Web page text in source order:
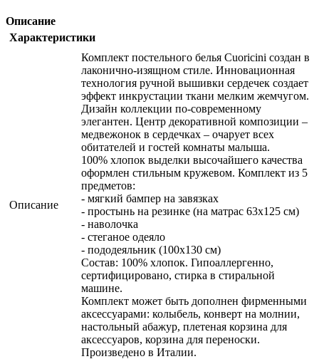
Описание
Характеристики
Описание
Комплект постельного белья Cuoricini создан в
лаконично-изящном стиле. Инновационная
технология ручной вышивки сердечек создает
эффект инкрустации ткани мелким жемчугом.
Дизайн коллекции по-современному
элегантен. Центр декоративной композиции –
медвежонок в сердечках – очарует всех
обитателей и гостей комнаты малыша.
100% хлопок выделки высочайшего качества
оформлен стильным кружевом. Комплект из 5
предметов:
- мягкий бампер на завязках
- простынь на резинке (на матрас 63х125 см)
- наволочка
- стеганое одеяло
- пододеяльник (100х130 см)
Состав: 100% хлопок. Гипоаллергенно,
сертифицировано, стирка в стиральной
машине.
Комплект может быть дополнен фирменными
аксессуарами: колыбель, конверт на молнии,
настольный абажур, плетеная корзина для
аксессуаров, корзина для переноски.
Произведено в Италии.